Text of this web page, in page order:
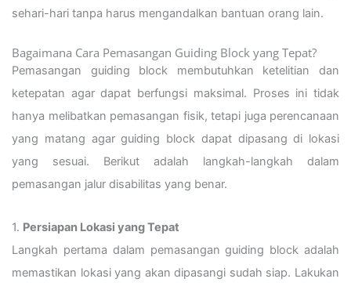
sehari-hari tanpa harus mengandalkan bantuan orang lain.
Bagaimana Cara Pemasangan Guiding Block yang Tepat?
Pemasangan guiding block membutuhkan ketelitian dan
ketepatan agar dapat berfungsi maksimal. Proses ini tidak
hanya melibatkan pemasangan fisik, tetapi juga perencanaan
yang matang agar guiding block dapat dipasang di lokasi
yang sesuai. Berikut adalah langkah-langkah dalam
pemasangan jalur disabilitas yang benar.
1. Persiapan Lokasi yang Tepat
Langkah pertama dalam pemasangan guiding block adalah
memastikan lokasi yang akan dipasangi sudah siap. Lakukan